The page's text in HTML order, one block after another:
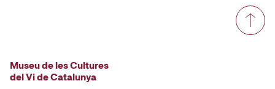
Museu de les Cultures
del Vi de Catalunya